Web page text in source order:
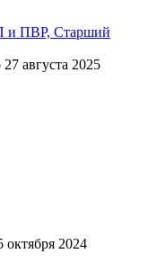
и ПВР, Старший
27 августа 2025
октября 2024